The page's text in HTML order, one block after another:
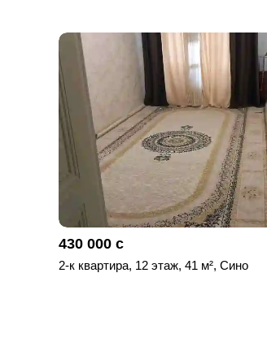
430 000 с
2-к квартира, 12 этаж, 41 м², Сино